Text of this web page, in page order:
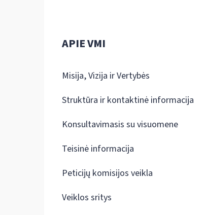
APIE VMI
Misija, Vizija ir Vertybės
Struktūra ir kontaktinė informacija
Konsultavimasis su visuomene
Teisinė informacija
Peticijų komisijos veikla
Veiklos sritys